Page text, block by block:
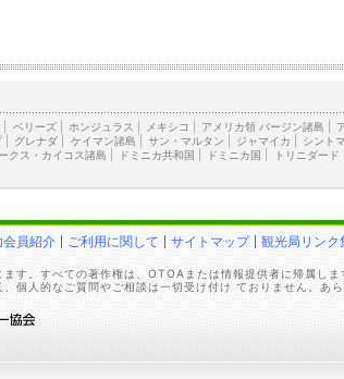
ベリーズ| ホンジュラス メキシコ アメリカ領 バージン諸島
| グレナダ ケイマン諸島 サン・マルタン ジャマイカ シント
クス・カイコス諸島 ドミニカ共和国 ドミニカ国 トリニダード
会員紹介 ご利用に関して サイトマップ 観光局リンク
す。すべての著作権は、OTOAまたは情報提供者に帰属しま
個人的なご質問やご相談は一切受け付け ておりません。あら